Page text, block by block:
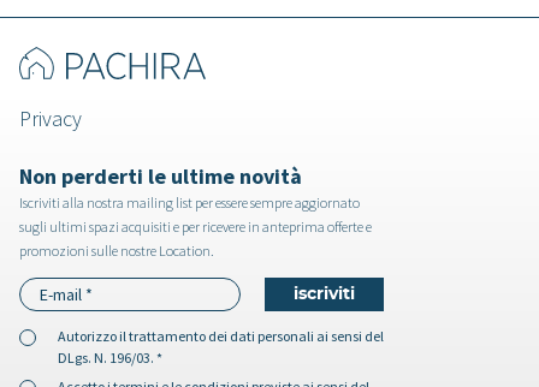
Privacy
Non perderti le ultime novità
Iscriviti alla nostra mailing list per essere sempre aggiornato
sugli ultimi spazi acquisiti e per ricevere in anteprima offerte e
promozioni sulle nostre Location.
Autorizzo iltrattamento dei dati personali ai sensi del
DLgs. N. 196/03. *